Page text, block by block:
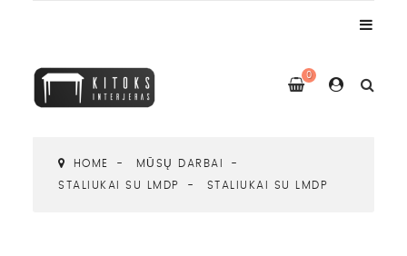
0
HOME
MŪSŲ DARBAI
STALIUKAI SU LMDP
STALIUKAI SU LMDP